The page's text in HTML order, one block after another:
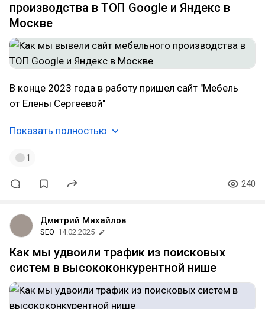
производства в ТОП Google и Яндекс в
Москве
В конце 2023 года в работу пришел сайт "Мебель
от Елены Сергеевой"
Показать полностью
1
240
Дмитрий Михайлов
SEO 14.02.2025
Как мы удвоили трафик из поисковых
систем в высококонкурентной нише